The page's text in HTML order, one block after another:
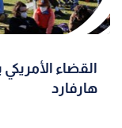
القضاء
هارفارد